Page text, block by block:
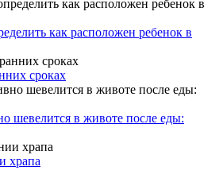
как расположен ребенок в
сроках
шевелится в животе после еды:
храпа